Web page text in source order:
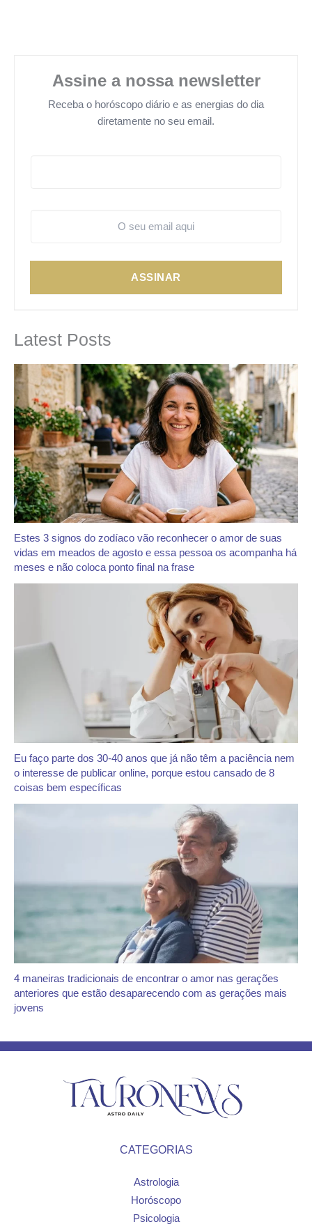
Assine a nossa newsletter
Receba o horóscopo diário e as energias do dia
diretamente no seu email.
ASSINAR
Latest Posts
Estes 3 signos do zodíaco vão reconhecer o amor de suas
vidas em meados de agosto e essa pessoa os acompanha há
meses e não coloca ponto final na frase
Eu faço parte dos 30-40 anos que já não têm a paciência nem
o interesse de publicar online, porque estou cansado de 8
coisas bem específicas
4 maneiras tradicionais de encontrar o amor nas gerações
anteriores que estão desaparecendo com as gerações mais
jovens
CATEGORIAS
Astrologia
Horóscopo
Psicologia